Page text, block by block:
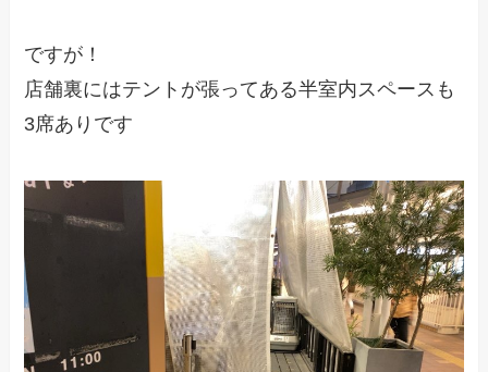
ですが！
店舗裏にはテントが張ってある半室内スペースも
3席ありです